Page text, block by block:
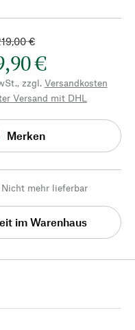
€
€
zzgl. Versandkosten
Versand mit DHL
Merken
Nicht mehr lieferbar
im Warenhaus